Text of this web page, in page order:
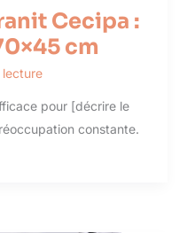
Cecipa :
cm
pour [décrire le
constante.